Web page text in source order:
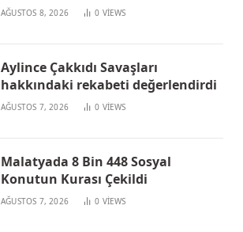
AĞUSTOS 8, 2026 0 VIEWS
Aylince Çakkıdı Savaşları
hakkındaki rekabeti değerlendirdi
AĞUSTOS 7, 2026 0 VIEWS
Malatyada 8 Bin 448 Sosyal
Konutun Kurası Çekildi
AĞUSTOS 7, 2026 0 VIEWS